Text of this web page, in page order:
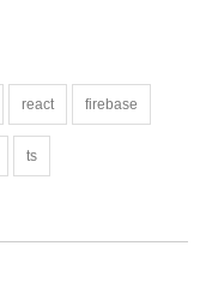
react firebase
ts